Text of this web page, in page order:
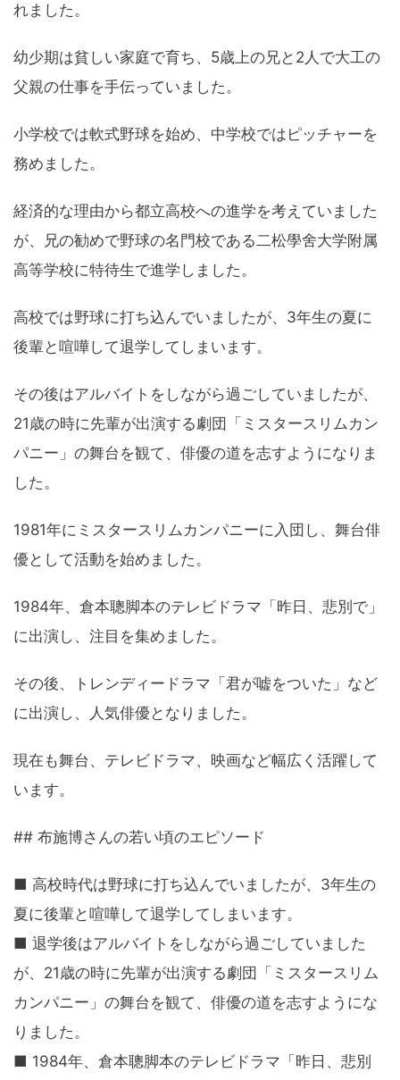
れました。
幼少期は貧しい家庭で育ち、5歳上の兄と2人で大工の
父親の仕事を手伝っていました。
小学校では軟式野球を始め、中学校ではピッチャーを
務めました。
経済的な理由から都立高校への進学を考えていました
が、兄の勧めで野球の名門校である二松學舍大学附属
高等学校に特待生で進学しました。
高校では野球に打ち込んでいましたが、3年生の夏に
後輩と喧嘩して退学してしまいます。
その後はアルバイトをしながら過ごしていましたが、
21歳の時に先輩が出演する劇団「ミスタースリムカン
パニー」の舞台を観て、俳優の道を志すようになりま
した。
1981年にミスタースリムカンパニーに入団し、舞台俳
優として活動を始めました。
1984年、倉本聰脚本のテレビドラマ「昨日、悲別で」
に出演し、注目を集めました。
その後、トレンディードラマ「君が嘘をついた」など
に出演し、人気俳優となりました。
現在も舞台、テレビドラマ、映画など幅広く活躍して
います。
## 布施博さんの若い頃のエピソード
■ 高校時代は野球に打ち込んでいましたが、3年生の
夏に後輩と喧嘩して退学してしまいます。
■ 退学後はアルバイトをしながら過ごしていました
が、21歳の時に先輩が出演する劇団「ミスタースリム
カンパニー」の舞台を観て、俳優の道を志すようにな
りました。
■ 1984年、倉本聰脚本のテレビドラマ「昨日、悲別